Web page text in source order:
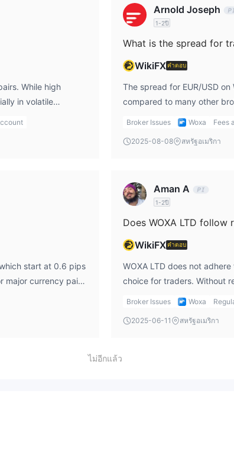
ลูกค้าสามารถแบ่งปันประสบการณ์การซื้อขายของตนและเรียนรู้
While high
in volatile
as it can
Arnold Joseph
1-2ปี
What is the spread for
WikiFXคำตอบ
The spread for EUR/USD
compared to many other
are focused on keeping
charges that might apply to
Broker Issues Woxa Fees
2025-08-08 สหรัฐอเมริกา
start at 0.6 pips
major currency pairs.
any additional
including
Aman A
1-2ปี
Does WOXA LTD follow
WikiFXคำตอบ
WOXA LTD does not
choice for traders. Without
the required checks and
prioritizing brokers that are
Broker Issues Woxa
2025-06-11 สหรัฐอเมริกา
ไม่อีกแล้ว